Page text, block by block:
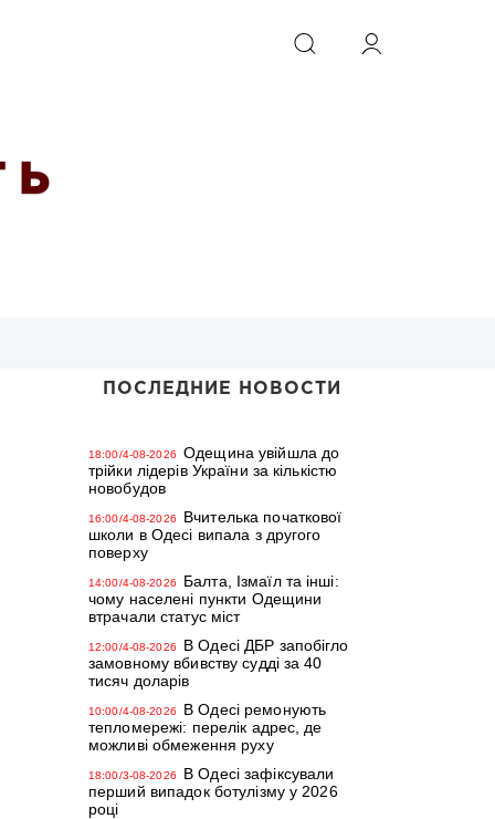
ИСКАТЬ
Ь
ПОСЛЕДНИЕ НОВОСТИ
18:00/4-08-2026
Одещина увійшла до
трійки лідерів України за кількістю
новобудов
16:00/4-08-2026
Вчителька початкової
школи в Одесі випала з другого
поверху
14:00/4-08-2026
Балта, Ізмаїл та інші:
чому населені пункти Одещини
втрачали статус міст
12:00/4-08-2026
В Одесі ДБР запобігло
замовному вбивству судді за 40
тисяч доларів
10:00/4-08-2026
В Одесі ремонують
тепломережі: перелік адрес, де
можливі обмеження руху
18:00/3-08-2026
В Одесі зафіксували
перший випадок ботулізму у 2026
році